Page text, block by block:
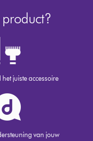
het juiste accessoire
van jouw